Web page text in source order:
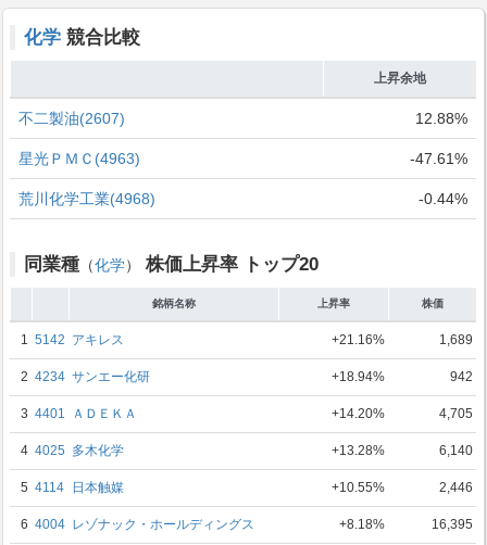
化学 競合比較
上昇余地
不二製油(2607) 12.88%
星光ＰＭＣ(4963) -47.61%
荒川化学工業(4968) -0.44%
同業種 （化学） 株価上昇率 トップ20
銘柄名称 上昇率 株価
1 5142 アキレス +21.16% 1,689
2 4234 サンエー化研 +18.94% 942
3 4401 ＡＤＥＫＡ +14.20% 4,705
4 4025 多木化学 +13.28% 6,140
5 4114 日本触媒 +10.55% 2,446
6 4004 レゾナック・ホールディングス +8.18% 16,395